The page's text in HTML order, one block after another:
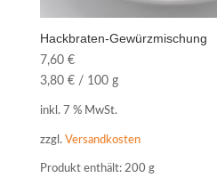
Hackbraten-Gewürzmischung
7,60 €
3,80 €/ 100 g
inkl. 7 % MwSt.
zzgl. Versandkosten
Produkt enthält: 200 g